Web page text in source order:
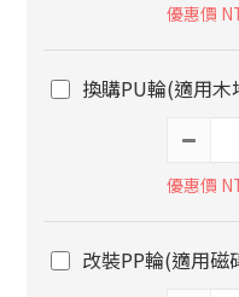
優惠價
換購PU輪(適用
優惠價
改裝PP輪(適用磁